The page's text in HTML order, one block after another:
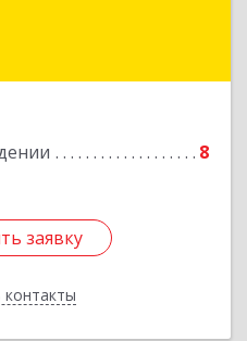
8
заявку
контакты
край, Зеленогорск г,
заявку